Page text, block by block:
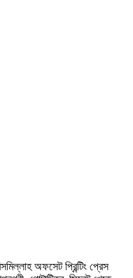
অফসেট প্রিন্টিং প্রেস